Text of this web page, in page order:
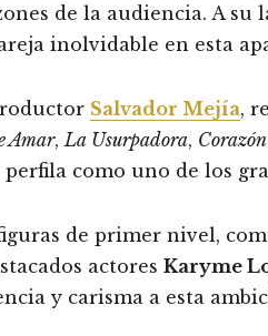
de la audiencia. A su
inolvidable en esta
Salvador Mejía,
Amar, La Usurpadora,
perfila como uno de los
de primer nivel,
actores Karyme
y carisma a esta